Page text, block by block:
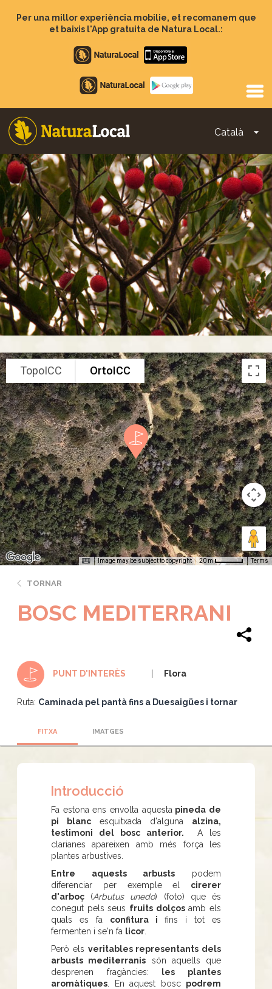
Per una millor experiència mobilie, et recomanem que
et baixis l'App gratuita de Natura Local.:
Apple
store
Google
Play
Català
Main
navigation
TopoICC OrtoICC
Image may be subject to copyright 20 m Terms
TORNAR
BOSC MEDITERRANI
PUNT D'INTERÈS Flora
Ruta: Caminada pel pantà fins a Duesaigües i tornar
FITXA IMATGES
Introducció
Fa estona ens envolta aquesta pineda de
pi blanc esquitxada d'alguna alzina,
testimoni del bosc anterior. A les
clarianes apareixen amb més força les
plantes arbustives.
Entre aquests arbusts podem
diferenciar per exemple el cirerer
d'arboç (Arbutus unedo) (foto) que és
conegut pels seus fruits dolçosamb els
quals es fa confitura i fins i tot es
fermenten i se'n fa licor
Però els veritables representants dels
arbusts mediterranis són aquells que
desprenen fragàncies: les plantes
aromàtiques . En aquest bosc podrem